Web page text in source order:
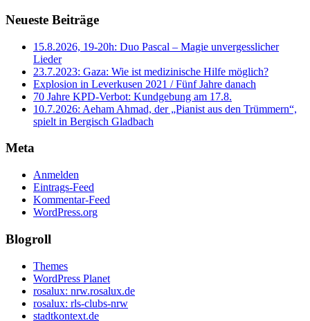
Neueste Beiträge
15.8.2026, 19-20h: Duo Pascal – Magie unvergesslicher
Lieder
23.7.2023: Gaza: Wie ist medizinische Hilfe möglich?
Explosion in Leverkusen 2021 / Fünf Jahre danach
70 Jahre KPD‑Verbot: Kundgebung am 17.8.
10.7.2026: Aeham Ahmad, der „Pianist aus den Trümmern“,
spielt in Bergisch Gladbach
Meta
Anmelden
Eintrags-Feed
Kommentar-Feed
WordPress.org
Blogroll
Themes
WordPress Planet
rosalux: nrw.rosalux.de
rosalux: rls-clubs-nrw
stadtkontext.de